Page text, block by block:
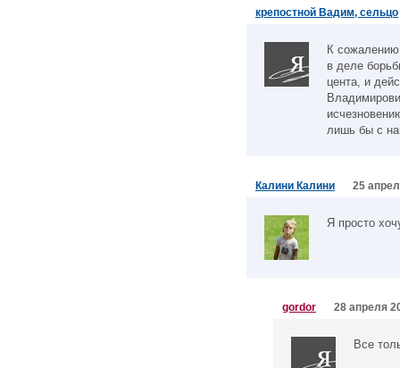
крепостной Вадим, сельцо
К
в деле
цента, и
лишь бы с
Калини Калини 25
Я просто
gordor 28 апреля
Все